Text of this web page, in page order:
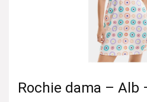
Rochie dama – Alb